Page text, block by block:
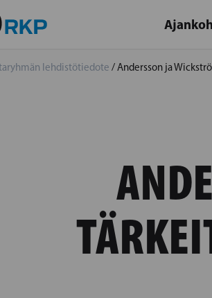
lehdistötiedote /Andersson ja